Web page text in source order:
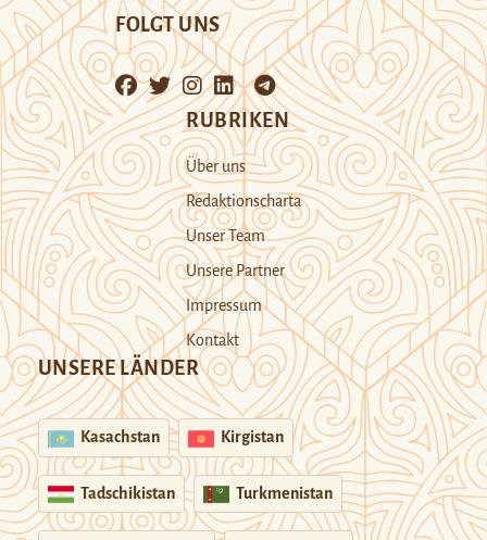
FOLGT UNS
RUBRIKEN
Über uns
Redaktionscharta
Unser Team
Unsere Partner
Impressum
Kontakt
UNSERE LÄNDER
Kasachstan Kirgistan
Tadschikistan Turkmenistan